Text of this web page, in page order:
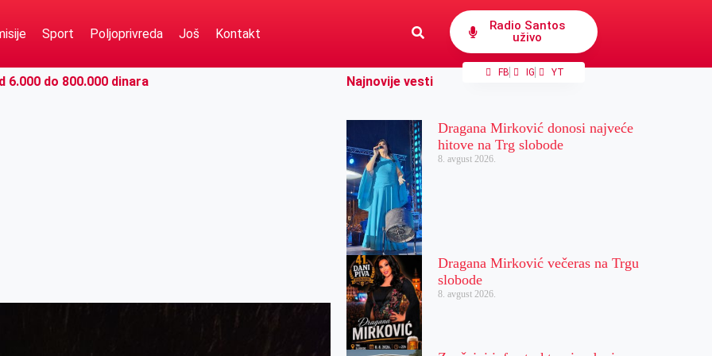
Sport Poljoprivreda Još Kontakt
Radio Santos
uživo
FB IG YT
6.000 do 800.000 dinara Najnovije vesti
Dragana Mirković donosi najveće
hitove na Trg slobode
8. avgust 2026.
Dragana Mirković večeras na Trgu
slobode
8. avgust 2026.